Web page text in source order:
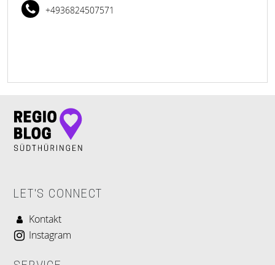
+4936824507571
LET'S CONNECT
Kontakt
Instagram